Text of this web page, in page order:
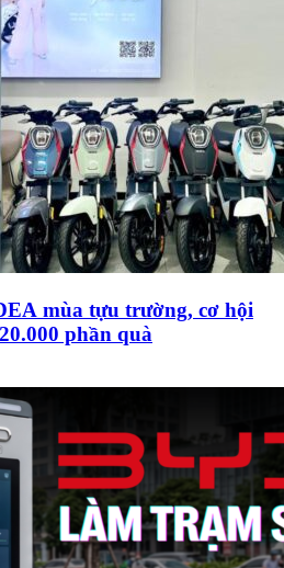
mùa tựu trường, cơ hội
phần quà